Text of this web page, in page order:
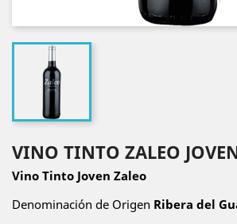
VINO TINTO ZALEO
Vino Tinto Joven Zaleo
Denominación de Origen Ribera del